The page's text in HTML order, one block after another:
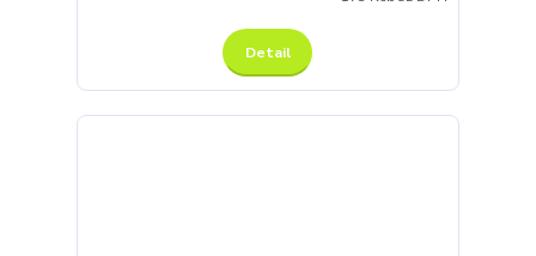
Detail